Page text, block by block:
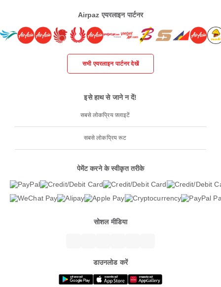
Airpaz एयरलाइन पार्टनर
सभी एयरलाइन पार्टनर देखें
इसे हाथ से जाने न दें!
सबसे लोकप्रिय फ़्लाइटें
सबसे लोकप्रिय रूट
पेमेंट करने के स्वीकृत तरीके
सोशल मीडिया
डाउनलोड करें